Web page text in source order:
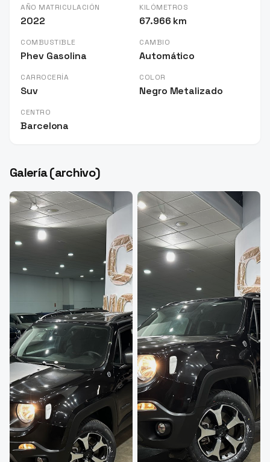
AÑO MATRICULACIÓN
2022
KILÓMETROS
67.966 km
COMBUSTIBLE
Phev Gasolina
CAMBIO
Automático
CARROCERÍA
Suv
COLOR
Negro Metalizado
CENTRO
Barcelona
Galería (archivo)